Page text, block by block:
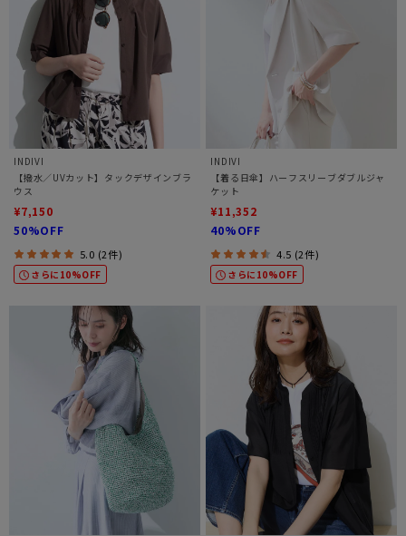
INDIVI
【撥水／UVカット】タックデザインブラ
ウス
¥7,150
50%OFF
5.0 (2件)
さらに10%OFF
INDIVI
【着る日傘】ハーフスリーブダブルジャ
ケット
¥11,352
40%OFF
4.5 (2件)
さらに10%OFF